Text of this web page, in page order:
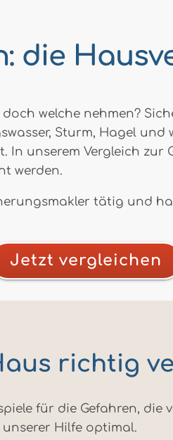
die
welche nehmen?
Sturm, Hagel und
unserem Vergleich zur
werden.
tätig und
Jetzt vergleichen
richtig
für die Gefahren,
Hilfe optimal.